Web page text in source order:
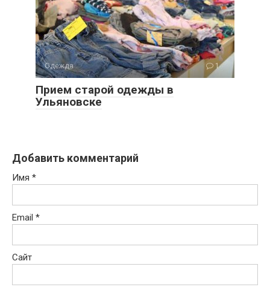
Одежда 1
Прием старой одежды в
Ульяновске
Добавить комментарий
Имя *
Email *
Сайт